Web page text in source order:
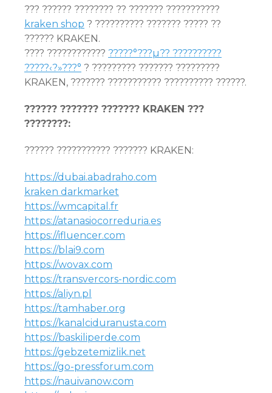
??? ?????? ???????? ?? ??????? ???????????
kraken shop ? ?????????? ??????? ????? ??
?????? KRAKEN.
???? ???????????? ?????°???µ?? ??????????
?????‹?»???° ? ????????? ??????? ?????????
KRAKEN, ??????? ??????????? ?????????? ??????.
?????? ??????? ??????? KRAKEN ???
????????:
?????? ??????????? ??????? KRAKEN:
https://dubai.abadraho.com
kraken darkmarket
https://wmcapital.fr
https://atanasiocorreduria.es
https://ifluencer.com
https://blai9.com
https://wovax.com
https://transvercors-nordic.com
https://aliyn.pl
https://tamhaber.org
https://kanalciduranusta.com
https://baskiliperde.com
https://gebzetemizlik.net
https://go-pressforum.com
https://nauivanow.com